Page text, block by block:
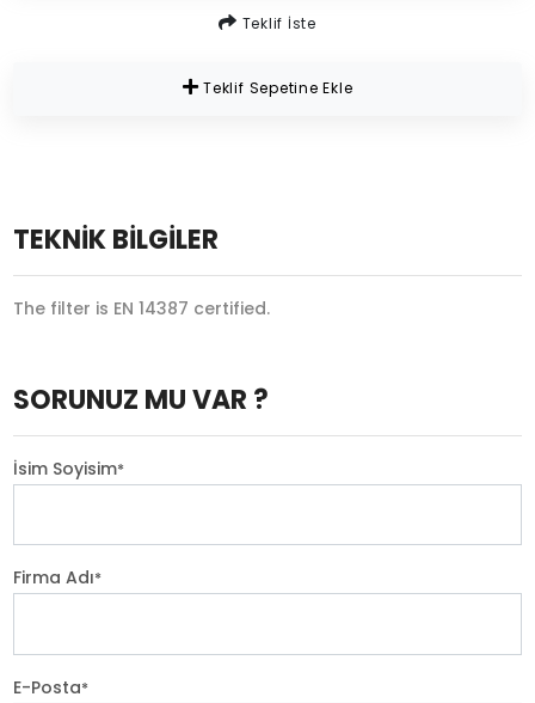
Teklif İste
Teklif Sepetine Ekle
TEKNİK BİLGİLER
The filter is EN 14387 certified.
SORUNUZ MU VAR ?
İsim Soyisim*
Firma Adı*
E-Posta*